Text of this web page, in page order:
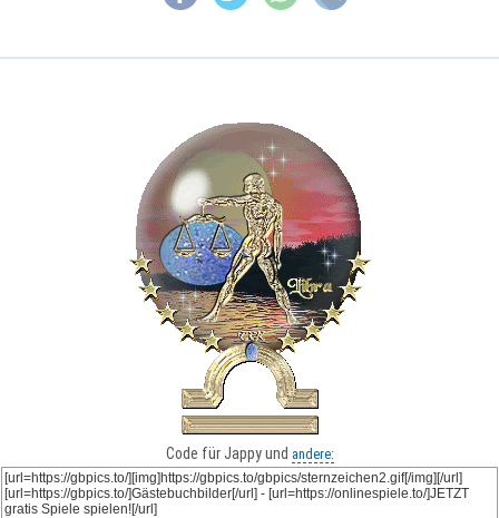
Code für Jappy und andere: